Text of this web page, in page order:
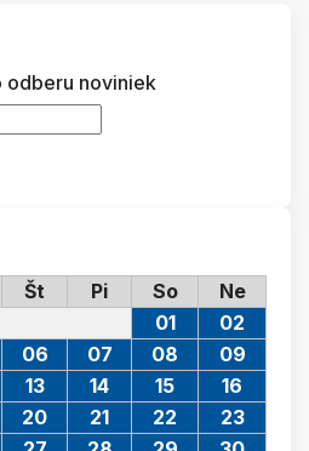
odberu noviniek
Št Pi So Ne
01
02
06 07 08
09
13 14 15
16
20 21 22
23